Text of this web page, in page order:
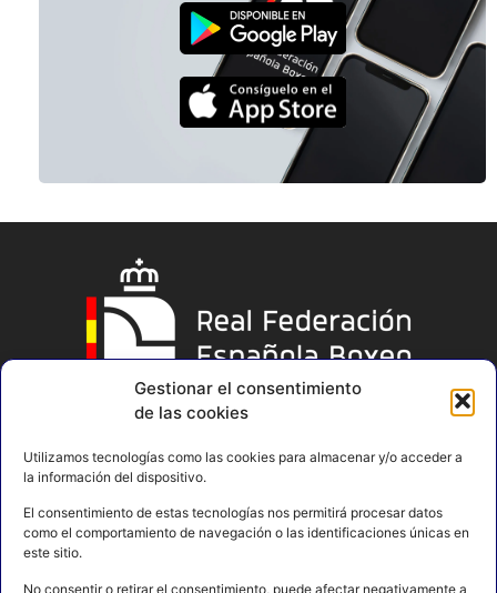
Gestionar el consentimiento
de las cookies
Utilizamos tecnologías como las cookies para almacenar y/o acceder a
la información del dispositivo.
El consentimiento de estas tecnologías nos permitirá procesar datos
como el comportamiento de navegación o las identificaciones únicas en
este sitio.
No consentir o retirar el consentimiento, puede afectar negativamente a